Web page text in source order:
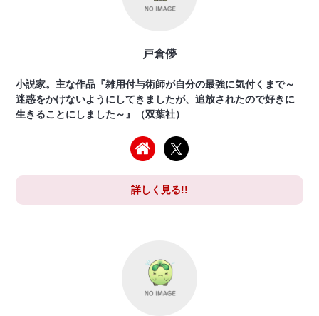
戸倉儚
小説家。主な作品『雑用付与術師が自分の最強に気付くまで～
迷惑をかけないようにしてきましたが、追放されたので好きに
生きることにしました～』（双葉社）
詳しく見る!!